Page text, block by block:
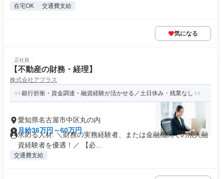
在宅OK 交通費支給
気になる
正社員
【不動産の財務・経理】
株式会社アプラス
銀行折衝・資金調達・融資経験が活かせる／土日休み・残業なし
愛知県名古屋市中区丸の内
月給36万円～60万円
求める人材: ＼財務の実務経験者、または金融機関での法人融
資経験者を優遇！／ 【必...
交通費支給